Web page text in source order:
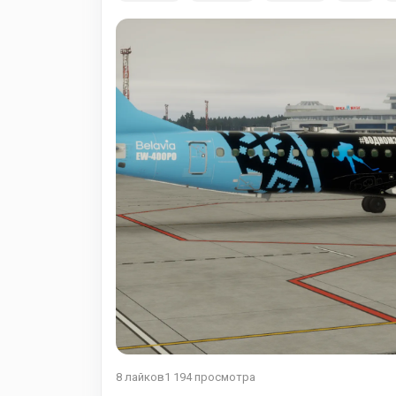
8 лайков1 194просмотра